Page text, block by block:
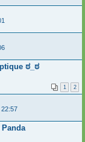
ಠ_ಠ
1 2
22:57